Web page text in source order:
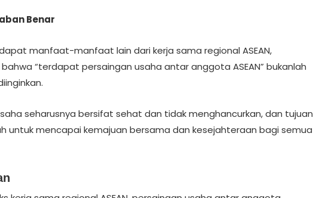
Benar
manfaat-manfaat lain dari kerja sama regional ASEAN,
“terdapat persaingan usaha antar anggota ASEAN” bukanlah
seharusnya bersifat sehat dan tidak menghancurkan, dan tujuan
untuk mencapai kemajuan bersama dan kesejahteraan bagi semua